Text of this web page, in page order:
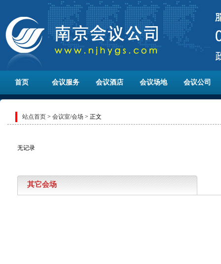
首页 会议服务 会议酒店 会议场地 会议公司
站点首页 > 会议室/会场 > 正文
无记录
其它会场